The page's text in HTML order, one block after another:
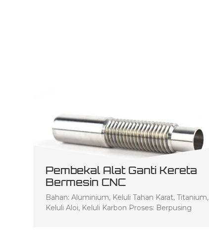
Pembekal Alat Ganti Kereta
Bermesin CNC
Bahan: Aluminium, Keluli Tahan Karat, Titanium,
Keluli Aloi, Keluli Karbon Proses: Berpusing